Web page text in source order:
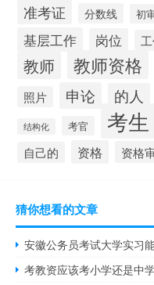
准考证 分数线 初
基层工作 岗位
教师 教师资格
照片 申论 的人
结构化 考官 考生
自己的 资格 资格
猜你想看的文章
安徽公务员考试大学实习
考教资应该考小学还是中